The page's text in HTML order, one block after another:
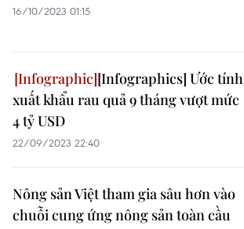
16/10/2023 01:15
[Infographics] Ước tính
xuất khẩu rau quả 9 tháng vượt mức
4 tỷ USD
22/09/2023 22:40
Nông sản Việt tham gia sâu hơn vào
chuỗi cung ứng nông sản toàn cầu